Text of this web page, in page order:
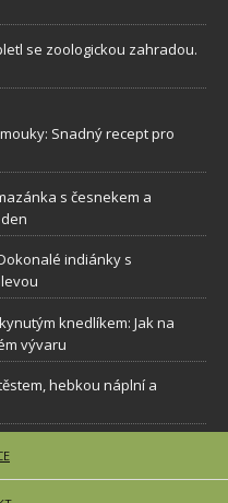
se zoologickou zahradou.
Snadný recept pro
s česnekem a
indiánky s
knedlíkem: Jak na
vývaru
hebkou náplní a